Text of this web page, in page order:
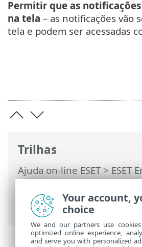
Trilhas
Ajuda on-line ESET>ESET
Security>Configuração
Notificações> Notificações
trabalho
Permitir que as
na tela – as notificações vão
tela e podem ser acessadas
Your account,
choice
We and our partners use
optimized online experience,
and serve you with personalized